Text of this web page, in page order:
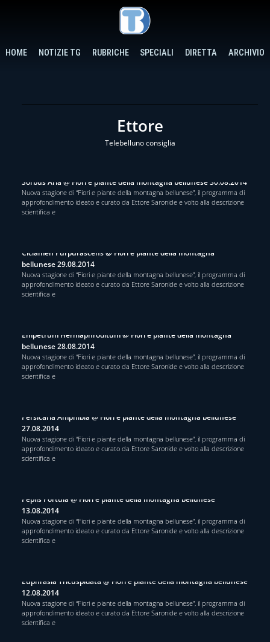
HOME NOTIZIE TG RUBRICHE SPECIALI DIRETTA ARCHIVIO
Ettore
Telebelluno consiglia
Sorbus Aria @ Fiori e piante della montagna bellunese 30.08.2014
Nuova stagione di “Fiori e piante della montagna bellunese”, il programma di
approfondimento ideato e curato da Ettore Saronide e volto alla descrizione
scientifica e
Ciclamen Purpurascens @ Fiori e piante della montagna
bellunese 29.08.2014
Nuova stagione di “Fiori e piante della montagna bellunese”, il programma di
approfondimento ideato e curato da Ettore Saronide e volto alla descrizione
scientifica e
Empetrum Hermaphroditum @ Fiori e piante della montagna
bellunese 28.08.2014
Nuova stagione di “Fiori e piante della montagna bellunese”, il programma di
approfondimento ideato e curato da Ettore Saronide e volto alla descrizione
scientifica e
Persicaria Amphibia @ Fiori e piante della montagna bellunese
27.08.2014
Nuova stagione di “Fiori e piante della montagna bellunese”, il programma di
approfondimento ideato e curato da Ettore Saronide e volto alla descrizione
scientifica e
Peplis Portula @ Fiori e piante della montagna bellunese
13.08.2014
Nuova stagione di “Fiori e piante della montagna bellunese”, il programma di
approfondimento ideato e curato da Ettore Saronide e volto alla descrizione
scientifica e
Euphrasia Tricuspidata @ Fiori e piante della montagna bellunese
12.08.2014
Nuova stagione di “Fiori e piante della montagna bellunese”, il programma di
approfondimento ideato e curato da Ettore Saronide e volto alla descrizione
scientifica e